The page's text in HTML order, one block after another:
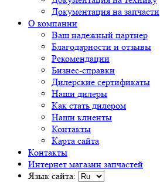
Документация на запчасти
О компании
Ваш надежный партнер
Благодарности и отзывы
Рекомендации
Бизнес-справки
Дилерские сертификаты
Наши дилеры
Как стать дилером
Наши клиенты
Контакты
Карта сайта
Контакты
Интернет магазин запчастей
Язык сайта: